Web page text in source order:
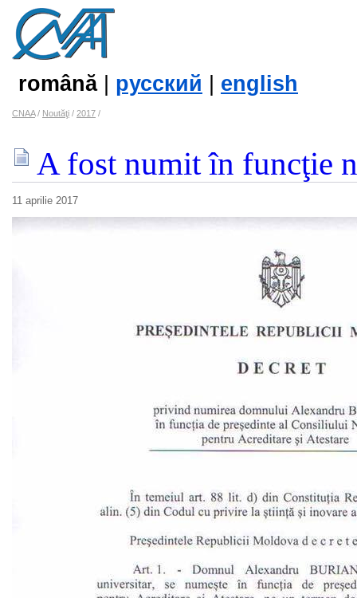
română| русский english
CNAA/ Noutăţi / 2017 /
A fost numit în funcţie
11 aprilie 2017